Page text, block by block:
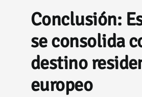
Conclusión:
se consolida
destino
europeo